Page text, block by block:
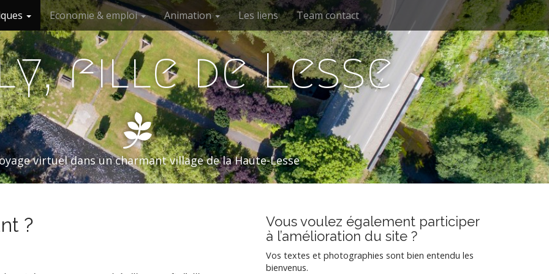
Economie & emploi Animation Les liens Team contact
fille de Lesse
virtuel dans un charmant village de la Haute-Lesse
?
Vous voulez également participer
à l’amélioration du site ?
Vos textes et photographies sont bien entendu les
bienvenus.